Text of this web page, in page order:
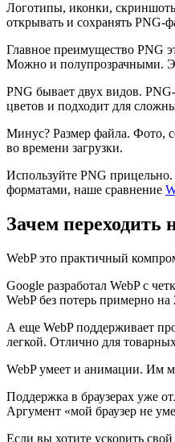
Логотипы, иконки,
открывать и сохранять PNG-
Главное преимущество PNG
Можно и полупрозрачными.
PNG бывает двух видов.
цветов и подходит для
Минус? Размер файла. Фото,
во времени загрузки.
Используйте PNG
форматами, наше сравнение
Зачем переходить
WebP это практичный
Google разработал WebP с
WebP без потерь примерно
А еще WebP поддерживает
легкой. Отлично для
WebP умеет и анимации. Им
Поддержка в браузерах уже
Аргумент «мой браузер не
Если вы хотите ускорить